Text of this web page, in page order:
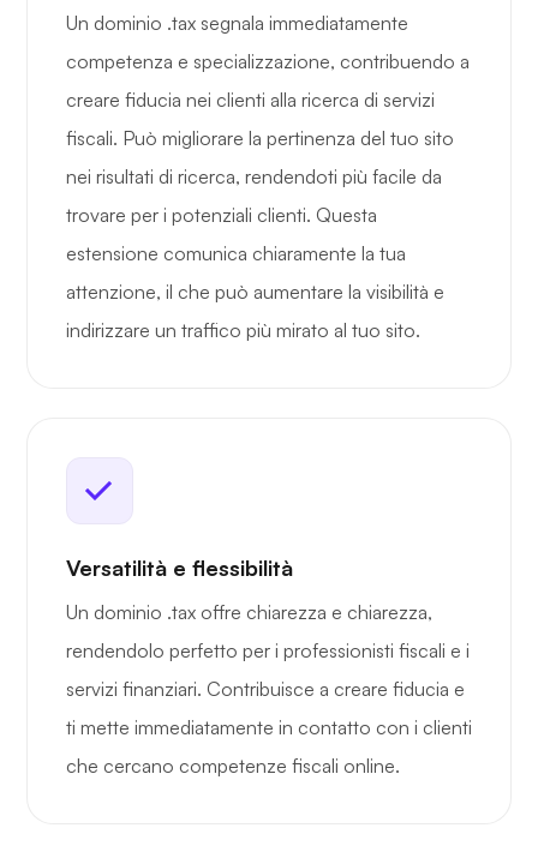
Un dominio .tax segnala immediatamente
competenza e specializzazione, contribuendo a
creare fiducia nei clienti alla ricerca di servizi
fiscali. Può migliorare la pertinenza del tuo sito
nei risultati di ricerca, rendendoti più facile da
trovare per i potenziali clienti. Questa
estensione comunica chiaramente la tua
attenzione, il che può aumentare la visibilità e
indirizzare un traffico più mirato al tuo sito.
Versatilità e flessibilità
Un dominio .tax offre chiarezza e chiarezza,
rendendolo perfetto per i professionisti fiscali e i
servizi finanziari. Contribuisce a creare fiducia e
ti mette immediatamente in contatto con i clienti
che cercano competenze fiscali online.